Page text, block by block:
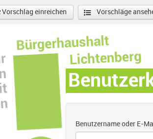
Vorschlag einreichen
Vorschläge
Benutzername oder E-